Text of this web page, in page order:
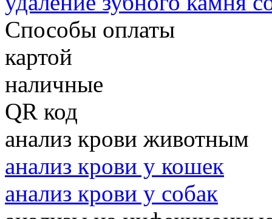
Способы оплаты
картой
наличные
QR код
анализ крови животным
анализ крови у кошек
анализ крови у собак